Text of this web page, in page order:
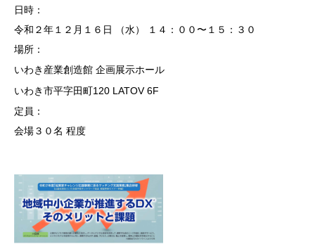
入居企業一覧
ご案内・お問い合わせ
勉強会・講演会
リンク
お問い合わせ・事業相談
日時：
令和２年１２月１６日 （水） １４：００〜１５：３０
場所：
いわき産業創造館 企画展示ホール
いわき市平字田町120 LATOV 6F
定員：
会場３０名 程度